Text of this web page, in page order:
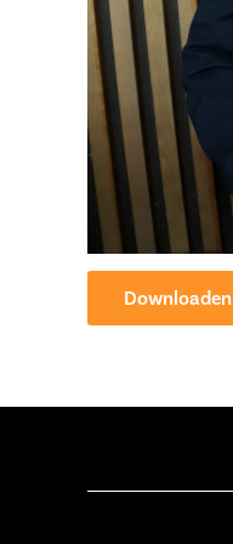
Downloaden